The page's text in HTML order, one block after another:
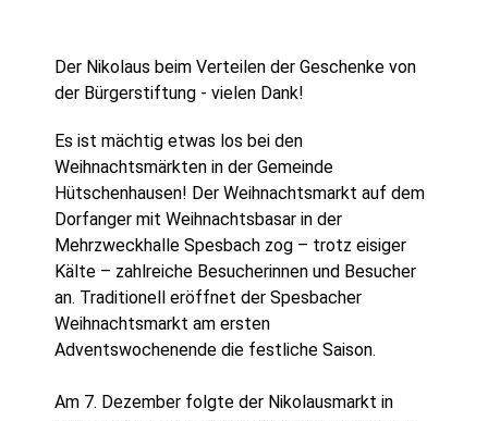
Der Nikolaus beim Verteilen der Geschenke von
der Bürgerstiftung - vielen Dank!
Es ist mächtig etwas los bei den
Weihnachtsmärkten in der Gemeinde
Hütschenhausen! Der Weihnachtsmarkt auf dem
Dorfanger mit Weihnachtsbasar in der
Mehrzweckhalle Spesbach zog – trotz eisiger
Kälte – zahlreiche Besucherinnen und Besucher
an. Traditionell eröffnet der Spesbacher
Weihnachtsmarkt am ersten
Adventswochenende die festliche Saison.
Am 7. Dezember folgte der Nikolausmarkt in